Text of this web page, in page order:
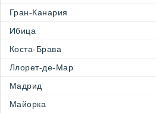
Гран-Канария
Ибица
Коста-Брава
Ллорет-де-Мар
Мадрид
Майорка